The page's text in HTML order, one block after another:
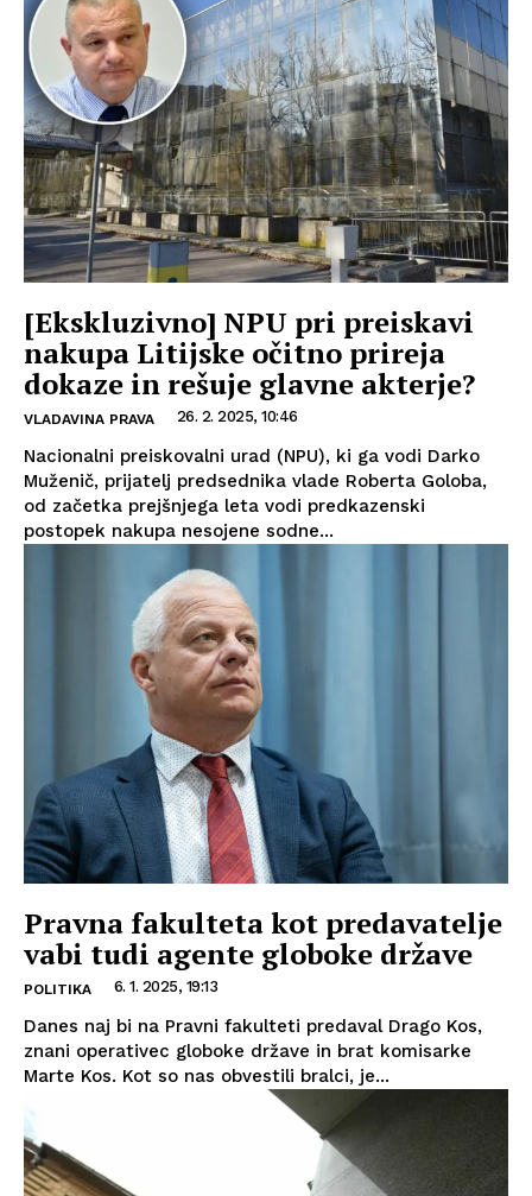
[Ekskluzivno] NPU pri preiskavi
nakupa Litijske očitno prireja
dokaze in rešuje glavne akterje?
VLADAVINA PRAVA 26. 2. 2025, 10:46
Nacionalni preiskovalni urad (NPU), ki ga vodi Darko
Muženič, prijatelj predsednika vlade Roberta Goloba,
od začetka prejšnjega leta vodi predkazenski
postopek nakupa nesojene sodne...
Pravna fakulteta kot predavatelje
vabi tudi agente globoke države
POLITIKA 6. 1. 2025, 19:13
Danes naj bi na Pravni fakulteti predaval Drago Kos,
znani operativec globoke države in brat komisarke
Marte Kos. Kot so nas obvestili bralci, je...